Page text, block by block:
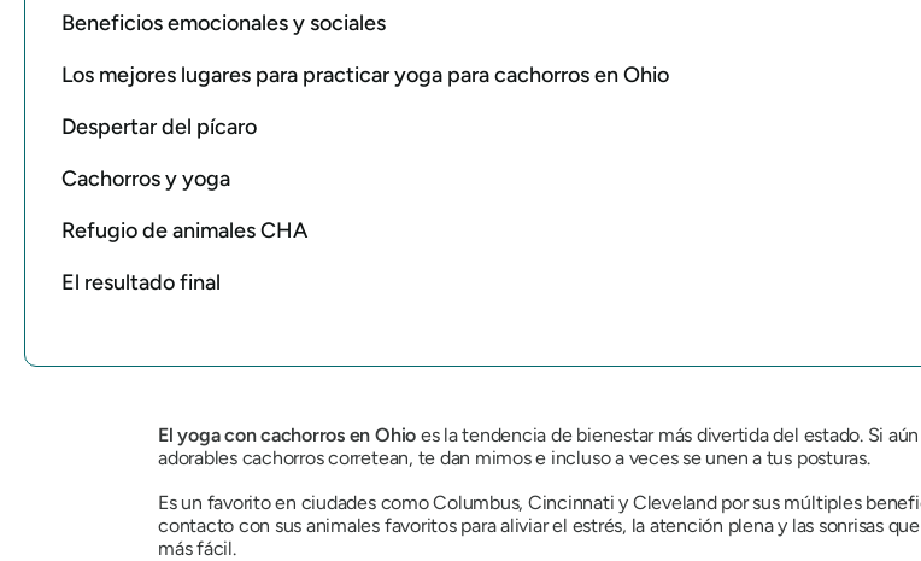
Beneficios emocionales y sociales
Los mejores lugares para practicar yoga para cachorros en Ohio
Despertar del pícaro
Cachorros y yoga
Refugio de animales CHA
El resultado final
El yoga con cachorros en Ohio es la tendencia de bienestar más divertida del estado. Si
adorables cachorros corretean, te dan mimos e incluso a veces se unen a tus posturas.
Es un favorito en ciudades como Columbus, Cincinnati y Cleveland por sus múltiples
contacto con sus animales favoritos para aliviar el estrés, la atención plena y las sonrisas
más fácil.